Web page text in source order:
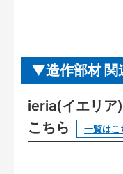
造作部材 関
ieria(イエリア
こちら
一覧はこ